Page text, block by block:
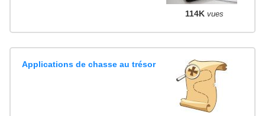
114K vues
Applications de chasse au trésor